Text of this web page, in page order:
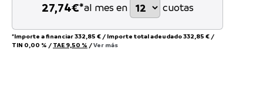
27,74€*al mes en cuotas
*Importe a financiar332,85 € / Importe total adeudado332,85 € /
TIN 0,00 % / TAE 9,50 % /Ver más